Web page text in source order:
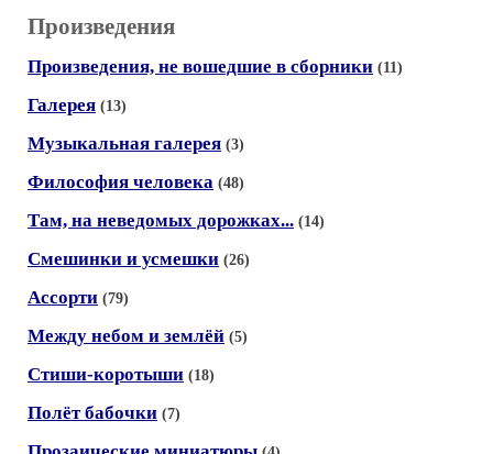
Произведения
Произведения, не вошедшие в сборники (11)
Галерея (13)
Музыкальная галерея (3)
Философия человека (48)
Там, на неведомых дорожках... (14)
Смешинки и усмешки (26)
Ассорти (79)
Между небом и землёй (5)
Стиши-коротыши (18)
Полёт бабочки (7)